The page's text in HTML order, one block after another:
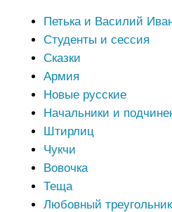
Петька и Василий
Студенты и сессия
Сказки
Армия
Новые русские
Начальники и
Штирлиц
Чукчи
Вовочка
Теща
Любовный треугольник